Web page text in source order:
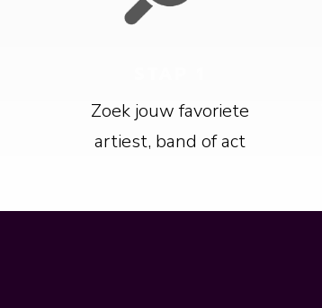
Zoek jouw favoriete
artiest, band of act